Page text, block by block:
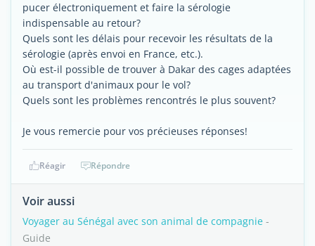
pucer électroniquement et faire la sérologie
indispensable au retour?
Quels sont les délais pour recevoir les résultats de la
sérologie (après envoi en France, etc.).
Où est-il possible de trouver à Dakar des cages adaptées
au transport d'animaux pour le vol?
Quels sont les problèmes rencontrés le plus souvent?
Je vous remercie pour vos précieuses réponses!
Réagir Répondre
Voir aussi
Voyager au Sénégal avec son animal de compagnie -
Guide